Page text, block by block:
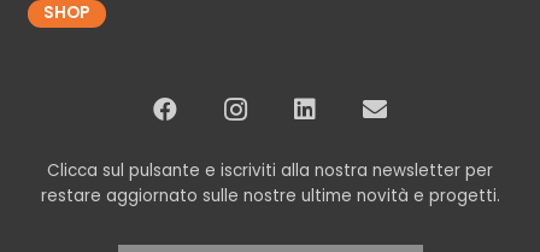
SHOP
Clicca sul pulsante e iscriviti alla nostra newsletter per
restare aggiornato sulle nostre ultime novità e progetti.